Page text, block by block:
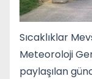
Sıcaklıklar
Meteoroloji
paylaşılan